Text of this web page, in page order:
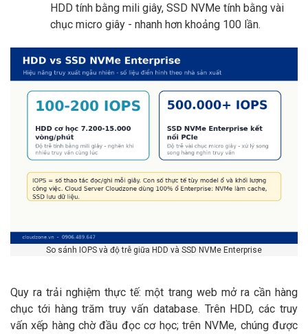
HDD tính bằng mili giây, SSD NVMe tính bằng vài
chục micro giây - nhanh hơn khoảng 100 lần.
So sánh IOPS và độ trễ giữa HDD và SSD NVMe Enterprise
Quy ra trải nghiệm thực tế: một trang web mở ra cần hàng
chục tới hàng trăm truy vấn database. Trên HDD, các truy
vấn xếp hàng chờ đầu đọc cơ học; trên NVMe, chúng được